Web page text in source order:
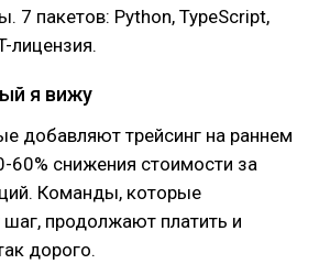
7 пакетов: Python, TypeScript,
лицензия.
я вижу
добавляют трейсинг на раннем
60% снижения стоимости за
Команды, которые
шаг, продолжают платить и
дорого.